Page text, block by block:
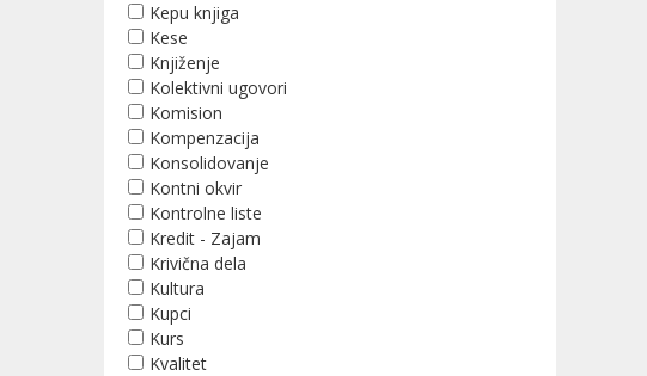
Kepu knjiga
Kese
Knjiženje
Kolektivni ugovori
Komision
Kompenzacija
Konsolidovanje
Kontni okvir
Kontrolne liste
Kredit - Zajam
Krivična dela
Kultura
Kupci
Kurs
Kvalitet